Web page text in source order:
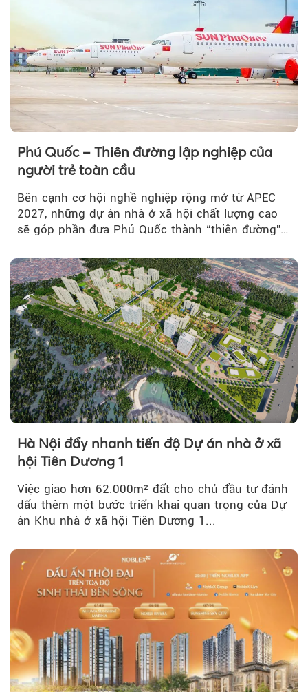
Phú Quốc – Thiên đường lập nghiệp của
người trẻ toàn cầu
Bên cạnh cơ hội nghề nghiệp rộng mở từ APEC
2027, những dự án nhà ở xã hội chất lượng cao
sẽ góp phần đưa Phú Quốc thành “thiên đường”
Hà Nội đẩy nhanh tiến độ Dự án nhà ở xã
hội Tiên Dương 1
Việc giao hơn 62.000m² đất cho chủ đầu tư đánh
dấu thêm một bước triển khai quan trọng của Dự
án Khu nhà ở xã hội Tiên Dương 1...